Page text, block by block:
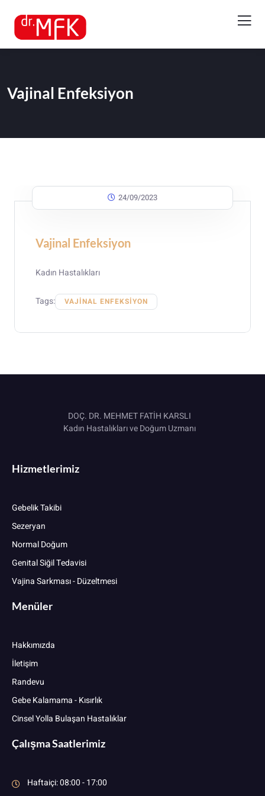
Vajinal Enfeksiyon
24/09/2023
Vajinal Enfeksiyon
Kadın Hastalıkları
Tags: VAJINAL ENFEKSIYON
DOÇ. DR. MEHMET FATİH KARSLI
Kadın Hastalıkları ve Doğum Uzmanı
Hizmetlerimiz
Gebelik Takibi
Sezeryan
Normal Doğum
Genital Siğil Tedavisi
Vajina Sarkması - Düzeltmesi
Menüler
Hakkımızda
İletişim
Randevu
Gebe Kalamama - Kısırlık
Cinsel Yolla Bulaşan Hastalıklar
Çalışma Saatlerimiz
Haftaiçi: 08:00 - 17:00